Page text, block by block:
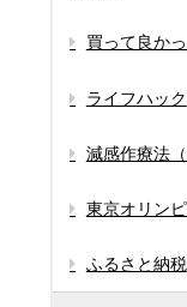
買って良か
ライフハック
減感作療法
東京オリン
ふるさと納税